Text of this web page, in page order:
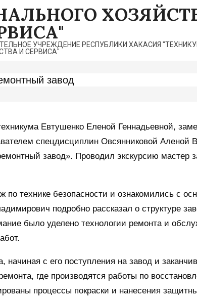
УЧРЕЖДЕНИЕ РЕСПУБЛИКИ ХАКАСИЯ
И СЕРВИСА"
завод
Евтушенко Еленой Геннадьевной,
спецдисциплин Овсянниковой Аленой
завод». Проводил экскурсию мастер
технике безопасности и ознакомились с
подробно рассказал о структуре
было уделено технологии ремонта и
с его поступления на завод и
где производятся работы по
процессы покраски и нанесения